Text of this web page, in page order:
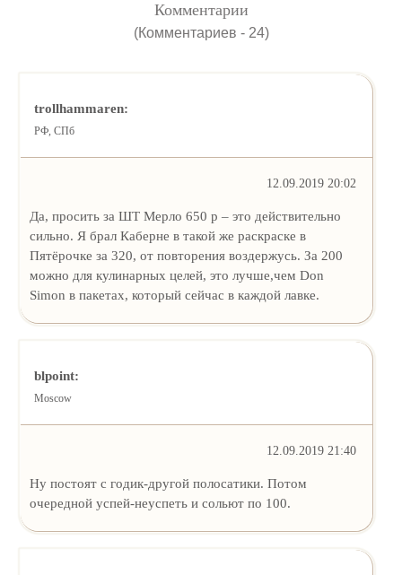
Комментарии
(Комментариев - 24)
trollhammaren:
РФ, СПб
12.09.2019 20:02
Да, просить за ШТ Мерло 650 р – это действительно
сильно. Я брал Каберне в такой же раскраске в
Пятёрочке за 320, от повторения воздержусь. За 200
можно для кулинарных целей, это лучше,чем Don
Simon в пакетах, который сейчас в каждой лавке.
blpoint:
Moscow
12.09.2019 21:40
Ну постоят с годик-другой полосатики. Потом
очередной успей-неуспеть и сольют по 100.